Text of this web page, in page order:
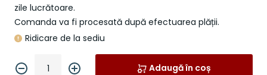
zile lucrătoare.
Comanda va fi procesată după efectuarea plății.
Ridicare de la sediu
Adaugă în coș